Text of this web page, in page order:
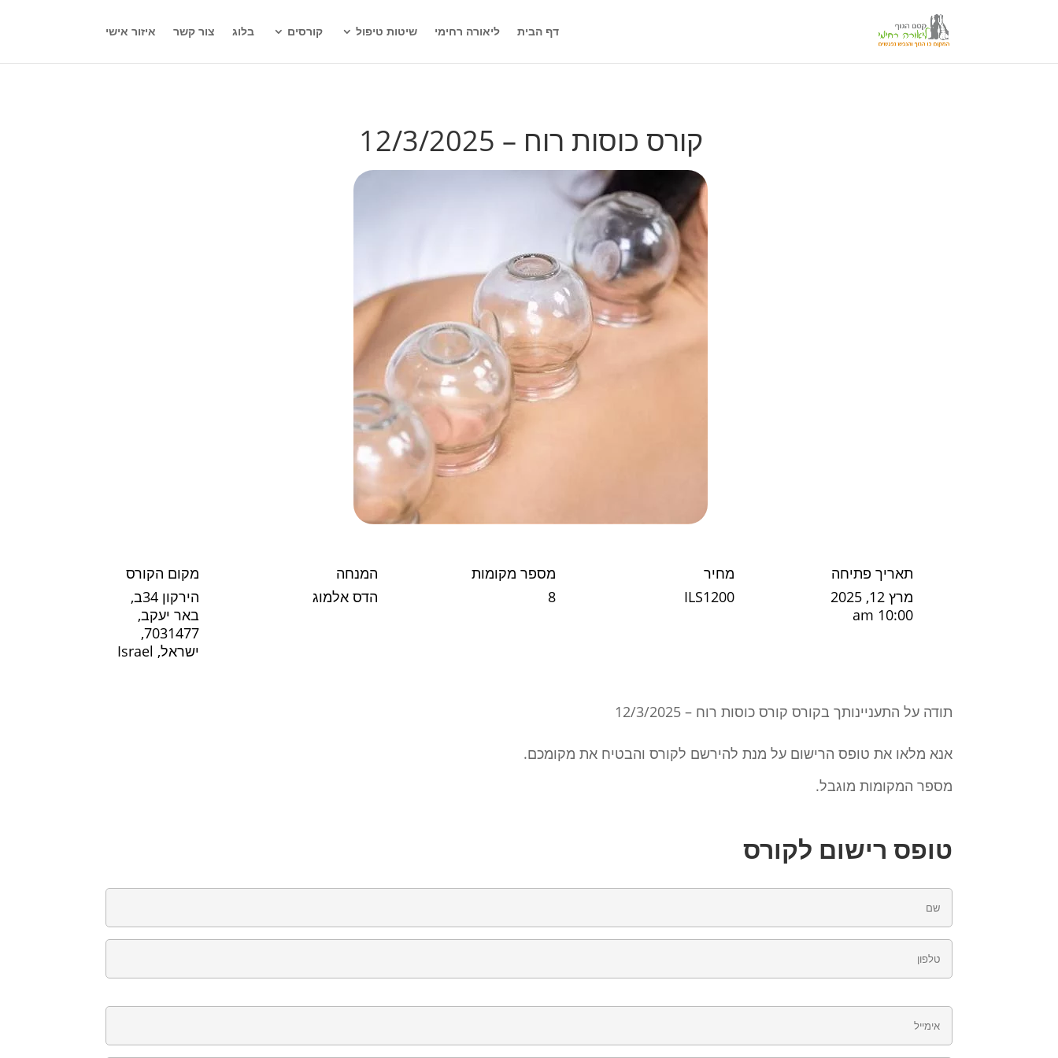
דף הבית
ליאורה רחימי שיטות טיפול קורסים בלוג צור קשר איזור אישי
קורס כוסות רוח – 12/3/2025
מקום הקורס
הירקון 34ב,
באר יעקב,
7031477,
ישראל, Israel
המנחה
הדס אלמוג
מספר מקומות
8
מחיר
ILS1200
תאריך פתיחה
מרץ 12, 2025
10:00 am
תודה על התעניינותך בקורס קורס כוסות רוח – 12/3/2025
אנא מלאו את טופס הרישום על מנת להירשם לקורס והבטיח את מקומכם.
מספר המקומות מוגבל.
טופס רישום לקורס